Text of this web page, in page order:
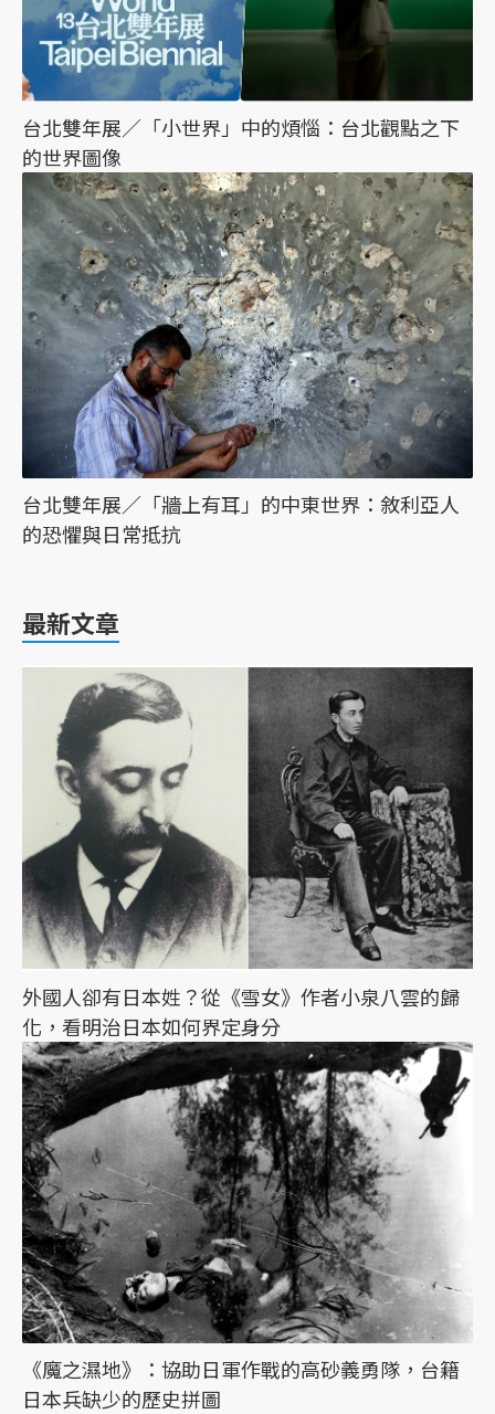
台北雙年展／「小世界」中的煩惱：台北觀點之下
的世界圖像
台北雙年展／「牆上有耳」的中東世界：敘利亞人
的恐懼與日常抵抗
最新文章
外國人卻有日本姓？從《雪女》作者小泉八雲的歸
化，看明治日本如何界定身分
《魔之濕地》：協助日軍作戰的高砂義勇隊，台籍
日本兵缺少的歷史拼圖